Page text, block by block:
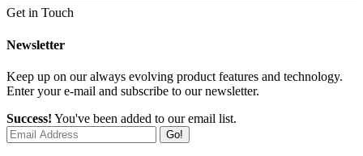
Get in Touch
Newsletter
Keep up on our always evolving product features and technology.
Enter your e-mail and subscribe to our newsletter.
Success! You've been added to our email list.
Go!